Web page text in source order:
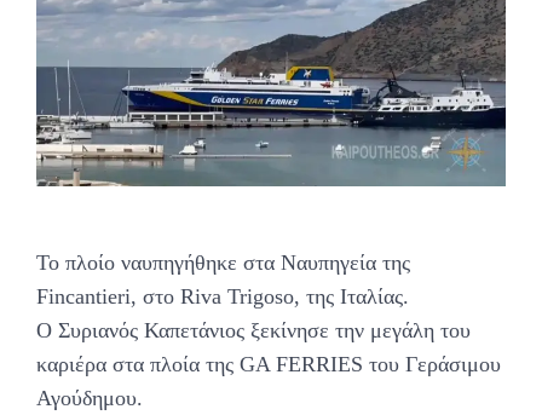
To πλοίο ναυπηγήθηκε στα Ναυπηγεία της
Fincantieri, στο Riva Trigoso, της Ιταλίας.
Ο Συριανός Καπετάνιος ξεκίνησε την μεγάλη του
καριέρα στα πλοία της GA FERRIES του Γεράσιμου
Αγούδημου.